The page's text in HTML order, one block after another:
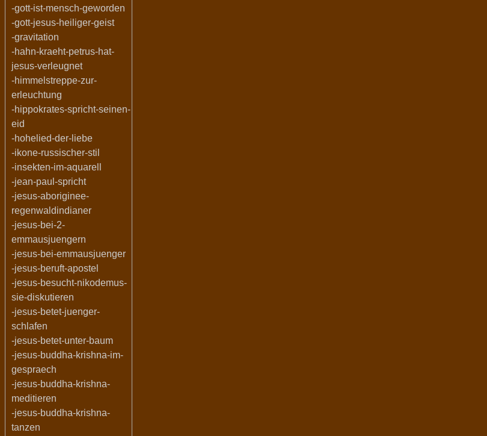
-gott-ist-mensch-geworden
-gott-jesus-heiliger-geist
-gravitation
-hahn-kraeht-petrus-hat-
jesus-verleugnet
-himmelstreppe-zur-
erleuchtung
-hippokrates-spricht-seinen-
eid
-hohelied-der-liebe
-ikone-russischer-stil
-insekten-im-aquarell
-jean-paul-spricht
-jesus-aboriginee-
regenwaldindianer
-jesus-bei-2-
emmausjuengern
-jesus-bei-emmausjuenger
-jesus-beruft-apostel
-jesus-besucht-nikodemus-
sie-diskutieren
-jesus-betet-juenger-
schlafen
-jesus-betet-unter-baum
-jesus-buddha-krishna-im-
gespraech
-jesus-buddha-krishna-
meditieren
-jesus-buddha-krishna-
tanzen